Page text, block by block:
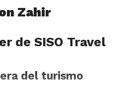
Zahir
de SISO Travel
del turismo